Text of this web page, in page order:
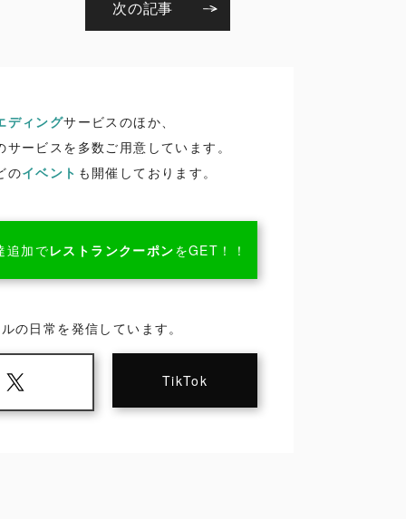
次の記事
ディングサービスのほか、
ービスを多数ご用意しています。
のイベント も開催しております。
追加でレストランクーポンをGET！！
の日常を発信しています。
TikTok